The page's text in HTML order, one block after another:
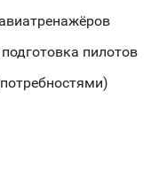
пилотов